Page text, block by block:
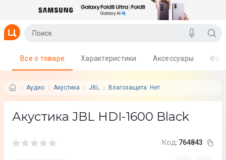
Аудио Акустика JBL Влагозащита: Нет
Все о товаре Характеристики Аксессуары
Акустика JBL HDI-1600 Black
Код: 764843